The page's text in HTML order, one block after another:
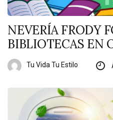
NEVERÍA FRODY
BIBLIOTECAS EN
Tu Vida Tu Estilo